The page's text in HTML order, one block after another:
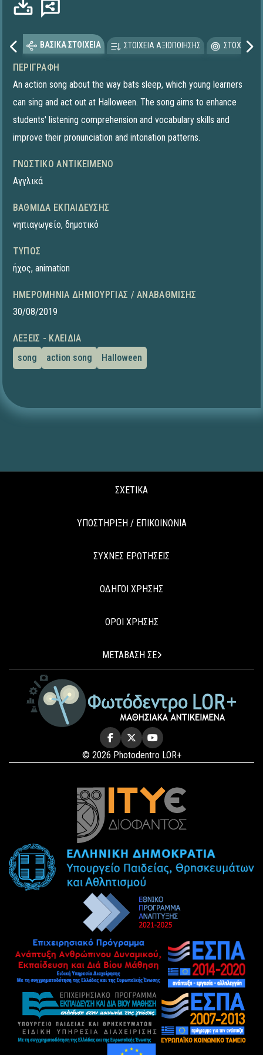
ΒΑΣΙΚΑ ΣΤΟΙΧΕΙΑ ΣΤΟΙΧΕΙΑ ΑΞΙΟΠΟΙΗΣΗΣ
ΠΕΡΙΓΡΑΦΉ
An action song about the way bats sleep, which young learners
can sing and act out at Halloween. The song aims to enhance
students' listening comprehension and vocabulary skills and
improve their pronunciation and intonation patterns.
ΓΝΩΣΤΙΚΌ ΑΝΤΙΚΕΊΜΕΝΟ
Αγγλικά
ΒΑΘΜΊΔΑ ΕΚΠΑΊΔΕΥΣΗΣ
νηπιαγωγείο, δημοτικό
ΤΎΠΟΣ
ήχος, animation
ΗΜΕΡΟΜΗΝΊΑ ΔΗΜΙΟΥΡΓΊΑΣ / ΑΝΑΒΆΘΜΙΣΗΣ
30/08/2019
ΛΈΞΕΙΣ - ΚΛΕΙΔΙΆ
song
action song Halloween
ΣΧΕΤΙΚΑ
ΥΠΟΣΤΗΡΙΞΗ / ΕΠΙΚΟΙΝΩΝΙΑ
ΣΥΧΝΕΣ ΕΡΩΤΗΣΕΙΣ
ΟΔΗΓΟΙ ΧΡΗΣΗΣ
ΟΡΟΙ ΧΡΗΣΗΣ
ΜΕΤΑΒΑΣΗ ΣΕ
© 2026 Photodentro LOR+